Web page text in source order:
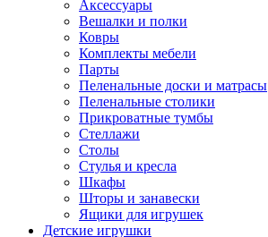
Аксессуары
Вешалки и полки
Ковры
Комплекты мебели
Парты
Пеленальные доски и матрасы
Пеленальные столики
Прикроватные тумбы
Стеллажи
Столы
Стулья и кресла
Шкафы
Шторы и занавески
Ящики для игрушек
Детские игрушки